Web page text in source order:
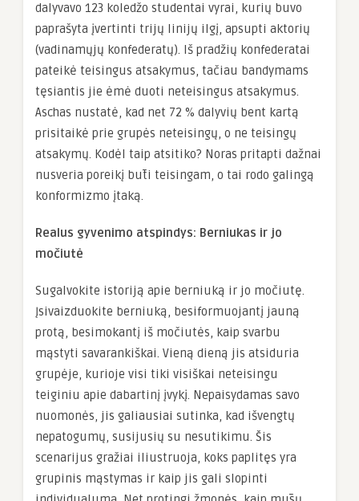
dalyvavo 123 koledžo studentai vyrai, kurių buvo
paprašyta įvertinti trijų linijų ilgį, apsupti aktorių
(vadinamųjų konfederatų). Iš pradžių konfederatai
pateikė teisingus atsakymus, tačiau bandymams
tęsiantis jie ėmė duoti neteisingus atsakymus.
Aschas nustatė, kad net 72 % dalyvių bent kartą
prisitaikė prie grupės neteisingų, o ne teisingų
atsakymų. Kodėl taip atsitiko? Noras pritapti dažnai
nusveria poreikį būti teisingam, o tai rodo galingą
konformizmo įtaką.
Realus gyvenimo atspindys: Berniukas ir jo
močiutė
Sugalvokite istoriją apie berniuką ir jo močiutę.
Įsivaizduokite berniuką, besiformuojantį jauną
protą, besimokantį iš močiutės, kaip svarbu
mąstyti savarankiškai. Vieną dieną jis atsiduria
grupėje, kurioje visi tiki visiškai neteisingu
teiginiu apie dabartinį įvykį. Nepaisydamas savo
nuomonės, jis galiausiai sutinka, kad išvengtų
nepatogumų, susijusių su nesutikimu. Šis
scenarijus gražiai iliustruoja, koks paplitęs yra
grupinis mąstymas ir kaip jis gali slopinti